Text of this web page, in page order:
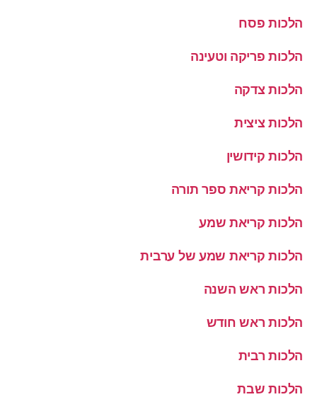
הלכות פסח
הלכות פריקה וטעינה
הלכות צדקה
הלכות ציצית
הלכות קידושין
הלכות קריאת ספר תורה
הלכות קריאת שמע
הלכות קריאת שמע של ערבית
הלכות ראש השנה
הלכות ראש חודש
הלכות רבית
הלכות שבת